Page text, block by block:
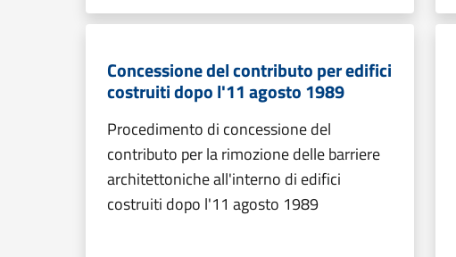
Concessione del contributo per edifici
costruiti dopo l'11 agosto 1989
Procedimento di concessione del
contributo per la rimozione delle barriere
architettoniche all'interno di edifici
costruiti dopo l'11 agosto 1989